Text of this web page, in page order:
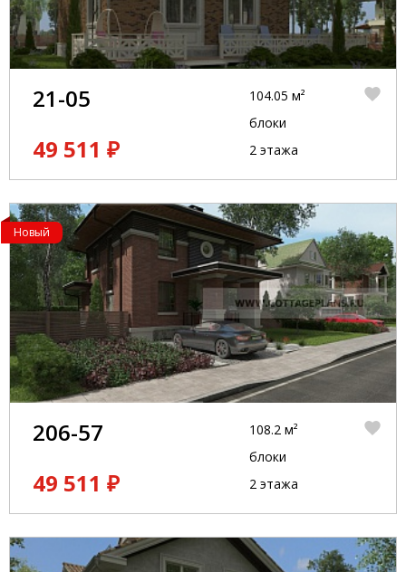
21-05
49 511 ₽
104.05 м²
блоки
2 этажа
Новый
206-57
49 511 ₽
108.2 м²
блоки
2 этажа